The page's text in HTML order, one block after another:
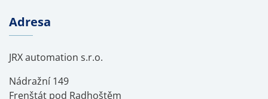
Adresa
JRX automation s.r.o.
Nádražní 149
Frenštát pod Radhoštěm